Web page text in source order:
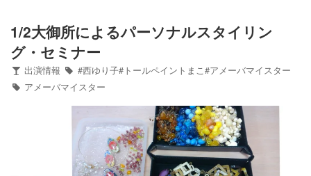
ブログ
Twitter
1/2大御所によるパーソナルスタイリン
グ・セミナー
出演情報
#西ゆり子#トールペイントまこ#アメーバマイスター
アメーバマイスター